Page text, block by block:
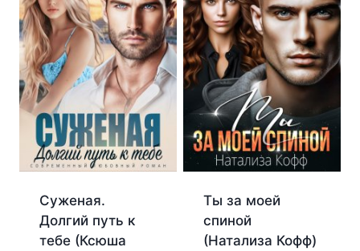
Суженая.
Долгий путь к
тебе (Ксюша
Ты за моей
спиной
(Натализа Кофф)